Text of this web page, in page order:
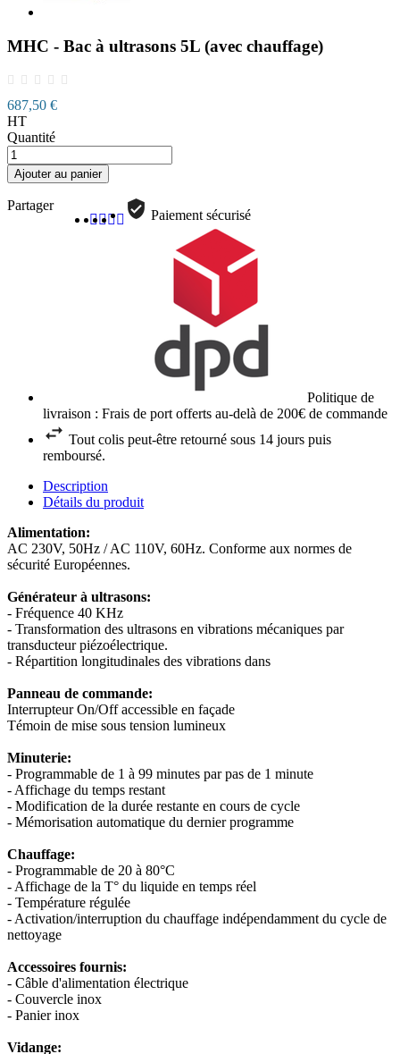
MHC - Bac à ultrasons 5L (avec chauffage)
687,50 €
HT
Quantité
Ajouter au panier
Partager
Paiement sécurisé
Politique de
livraison : Frais de port offerts au-delà de 200€ de commande
Tout colis peut-être retourné sous 14 jours puis
remboursé.
Description
Détails du produit
Alimentation:
AC 230V, 50Hz / AC 110V, 60Hz. Conforme aux normes de
sécurité Européennes.
Générateur à ultrasons:
- Fréquence 40 KHz
- Transformation des ultrasons en vibrations mécaniques par
transducteur piézoélectrique.
- Répartition longitudinales des vibrations dans
Panneau de commande:
Interrupteur On/Off accessible en façade
Témoin de mise sous tension lumineux
Minuterie:
- Programmable de 1 à 99 minutes par pas de 1 minute
- Affichage du temps restant
- Modification de la durée restante en cours de cycle
- Mémorisation automatique du dernier programme
Chauffage:
- Programmable de 20 à 80°C
- Affichage de la T° du liquide en temps réel
- Température régulée
- Activation/interruption du chauffage indépendamment du cycle de
nettoyage
Accessoires fournis:
- Câble d'alimentation électrique
- Couvercle inox
- Panier inox
Vidange: